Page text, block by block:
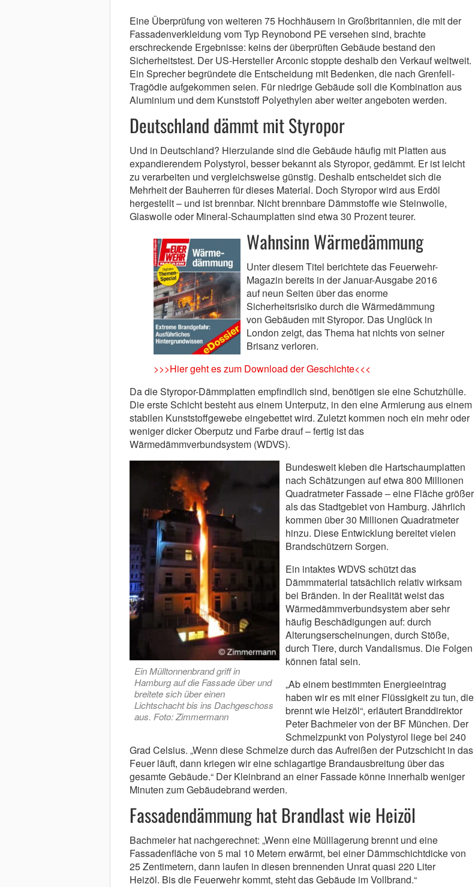
Eine Überprüfung von weiteren 75 Hochhäusern in Großbritannien, die mit der
Fassadenverkleidung vom Typ Reynobond PE versehen sind, brachte
erschreckende Ergebnisse: keins der überprüften Gebäude bestand den
Sicherheitstest. Der US-Hersteller Arconic stoppte deshalb den Verkauf weltweit.
Ein Sprecher begründete die Entscheidung mit Bedenken, die nach Grenfell-
Tragödie aufgekommen seien. Für niedrige Gebäude soll die Kombination aus
Aluminium und dem Kunststoff Polyethylen aber weiter angeboten werden.
Deutschland dämmt mit Styropor
Und in Deutschland? Hierzulande sind die Gebäude häufig mit Platten aus
expandierendem Polystyrol, besser bekannt als Styropor, gedämmt. Er ist leicht
zu verarbeiten und vergleichsweise günstig. Deshalb entscheidet sich die
Mehrheit der Bauherren für dieses Material. Doch Styropor wird aus Erdöl
hergestellt – und ist brennbar. Nicht brennbare Dämmstoffe wie Steinwolle,
Glaswolle oder Mineral-Schaumplatten sind etwa 30 Prozent teurer.
Wahnsinn Wärmedämmung
Unter diesem Titel berichtete das Feuerwehr-
Magazin bereits in der Januar-Ausgabe 2016
auf neun Seiten über das enorme
Sicherheitsrisiko durch die Wärmedämmung
von Gebäuden mit Styropor. Das Unglück in
London zeigt, das Thema hat nichts von seiner
Brisanz verloren.
>>>Hier geht es zum Download der Geschichte<<<
Da die Styropor-Dämmplatten empfindlich sind, benötigen sie eine Schutzhülle.
Die erste Schicht besteht aus einem Unterputz, in den eine Armierung aus einem
stabilen Kunststoffgewebe eingebettet wird. Zuletzt kommen noch ein mehr oder
weniger dicker Oberputz und Farbe drauf – fertig ist das
Wärmedämmverbundsystem (WDVS).
Ein Mülltonnenbrand griff in
Hamburg auf die Fassade über und
breitete sich über einen
Lichtschacht bis ins Dachgeschoss
aus. Foto: Zimmermann
Bundesweit kleben die Hartschaumplatten
nach Schätzungen auf etwa 800 Millionen
Quadratmeter Fassade – eine Fläche größer
als das Stadtgebiet von Hamburg. Jährlich
kommen über 30 Millionen Quadratmeter
hinzu. Diese Entwicklung bereitet vielen
Brandschützern Sorgen.
Ein intaktes WDVS schützt das
Dämmmaterial tatsächlich relativ wirksam
bei Bränden. In der Realität weist das
Wärmedämmverbundsystem aber sehr
häufig Beschädigungen auf: durch
Alterungserscheinungen, durch Stöße,
durch Tiere, durch Vandalismus. Die Folgen
können fatal sein.
„Ab einem bestimmten Energieeintrag
haben wir es mit einer Flüssigkeit zu tun, die
brennt wie Heizöl“, erläutert Branddirektor
Peter Bachmeier von der BF München. Der
Schmelzpunkt von Polystyrol liege bei 240
Grad Celsius. „Wenn diese Schmelze durch das Aufreißen der Putzschicht in das
Feuer läuft, dann kriegen wir eine schlagartige Brandausbreitung über das
gesamte Gebäude.“ Der Kleinbrand an einer Fassade könne innerhalb weniger
Minuten zum Gebäudebrand werden.
Fassadendämmung hat Brandlast wie Heizöl
Bachmeier hat nachgerechnet: „Wenn eine Mülllagerung brennt und eine
Fassadenfläche von 5 mal 10 Metern erwärmt, bei einer Dämmschichtdicke von
25 Zentimetern, dann laufen in diesen brennenden Unrat quasi 220 Liter
Heizöl. Bis die Feuerwehr kommt, steht das Gebäude im Vollbrand.“